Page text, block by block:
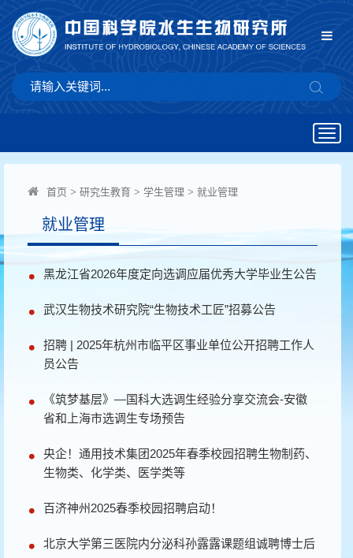
首页 > 研究生教育 > 学生管理 > 就业管理
就业管理
黑龙江省2026年度定向选调应届优秀大学毕业生公告
武汉生物技术研究院“生物技术工匠”招募公告
招聘 | 2025年杭州市临平区事业单位公开招聘工作人
员公告
《筑梦基层》—国科大选调生经验分享交流会-安徽
省和上海市选调生专场预告
央企！通用技术集团2025年春季校园招聘生物制药、
生物类、化学类、医学类等
百济神州2025春季校园招聘启动！
北京大学第三医院内分泌科孙露露课题组诚聘博士后